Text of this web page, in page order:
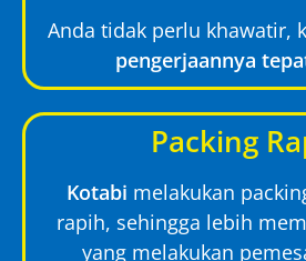
Anda tidak perlu khawatir,
pengerjaannya
Packing
Kotabi melakukan
rapih, sehingga lebih
yang melakukan